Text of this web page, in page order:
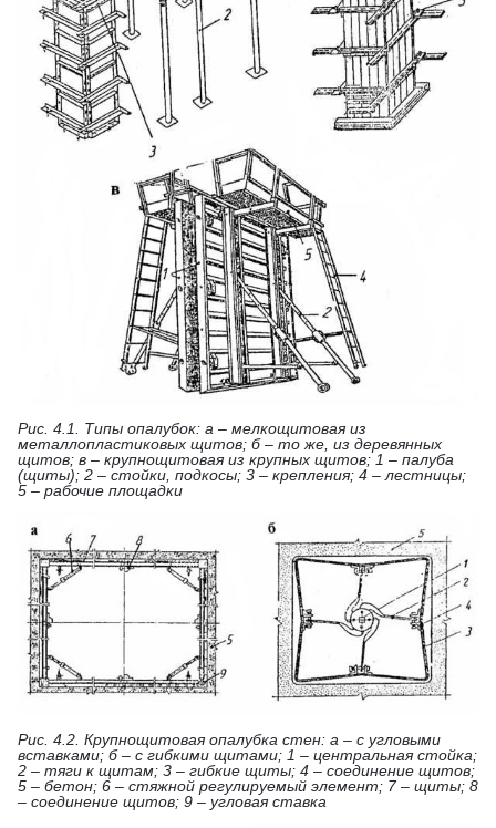
Рис. 4.1. Типы опалубок: а – мелкощитовая из
металлопластиковых щитов; б – то же, из деревянных
щитов; в – крупнощитовая из крупных щитов; 1 – палуба
(щиты); 2 – стойки, подкосы; 3 – крепления; 4 – лестницы;
5 – рабочие площадки
Рис. 4.2. Крупнощитовая опалубка стен: а – с угловыми
вставками; б – с гибкими щитами; 1 – центральная стойка;
2 – тяги к щитам; 3 – гибкие щиты; 4 – соединение щитов;
5 – бетон; 6 – стяжной регулируемый элемент; 7 – щиты; 8
– соединение щитов; 9 – угловая ставка